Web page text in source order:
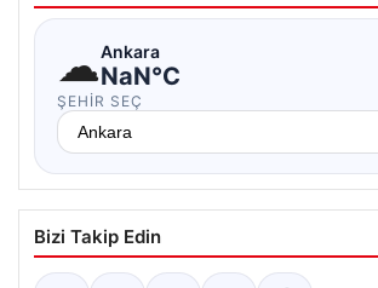
☁Ankara
NaN°C
ŞEHIR SEÇ
Bizi Takip Edin